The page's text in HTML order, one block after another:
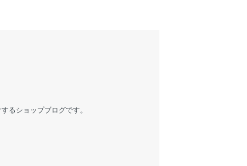
るショップブログです。